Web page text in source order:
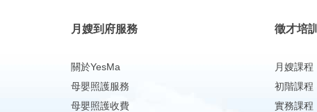
月嫂到府服務
關於YesMa
母嬰照護服務
母嬰照護收費
徵才培訓
月嫂課程
初階課程
實務課程